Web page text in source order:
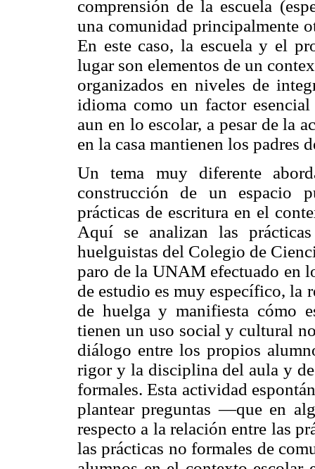
comprensión de la escuela
una comunidad principalmente
En este caso, la escuela y el
lugar son elementos de un
organizados en niveles de
idioma como un factor
aun en lo escolar, a pesar de la
en la casa mantienen los padres
Un tema muy diferente
construcción de un espacio
prácticas de escritura en el
Aquí se analizan las
huelguistas del Colegio de
paro de la UNAM efectuado en
de estudio es muy específico, la
de huelga y manifiesta cómo
tienen un uso social y cultural
diálogo entre los propios
rigor y la disciplina del aula y
formales. Esta actividad
plantear preguntas —que en
respecto a la relación entre las
las prácticas no formales de